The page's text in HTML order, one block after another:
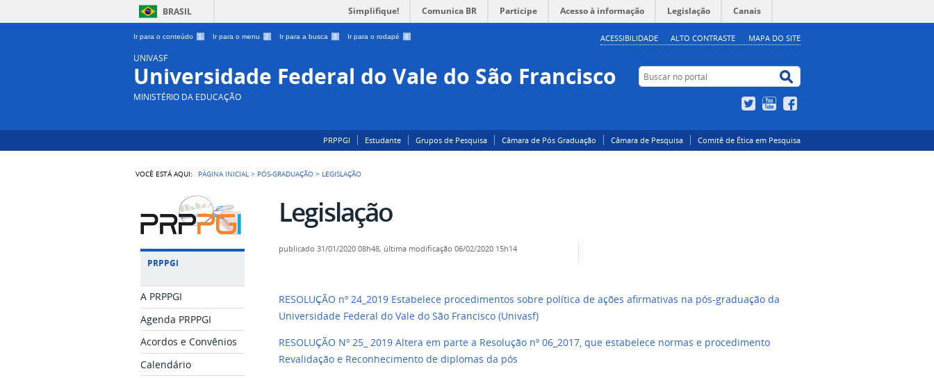
BRASIL Simplifique! Comunica BR Participe Acesso à informação Legislação Canais
Ir para o conteúdo 1 Ir para o menu 2 Ir para a busca 3 Ir para o rodapé 4 ACESSIBILIDADE ALTO CONTRASTE MAPA DO SITE
UNIVASF
Universidade Federal do Vale do São Francisco
MINISTÉRIO DA EDUCAÇÃO
Buscar no portal
TwitterYouTube
PRPPGI Estudante Grupos de Pesquisa Câmara de Pós Graduação Câmara de Pesquisa Comitê de Ética em Pesquisa
VOCÊ ESTÁ AQUI: PÁGINA INICIAL > PÓS-GRADUAÇÃO > LEGISLAÇÃO
PRPPGI
A PRPPGI
Agenda PRPPGI
Acordos e Convênios
Calendário
Legislação
publicado 31/01/2020 08h48, última modificação 06/02/2020 15h14
RESOLUÇÃO nº 24_2019 Estabelece procedimentos sobre política de ações afirmativas na pós-graduação da
Universidade Federal do Vale do São Francisco (Univasf)
RESOLUÇÃO Nº 25_ 2019 Altera em parte a Resolução nº 06_2017, que estabelece normas e procedimento
Revalidação e Reconhecimento de diplomas da pós